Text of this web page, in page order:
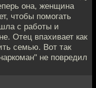
она, женщина
чтобы помогать
с работы и
Отец впахивает как
семью. Вот так
не повредил